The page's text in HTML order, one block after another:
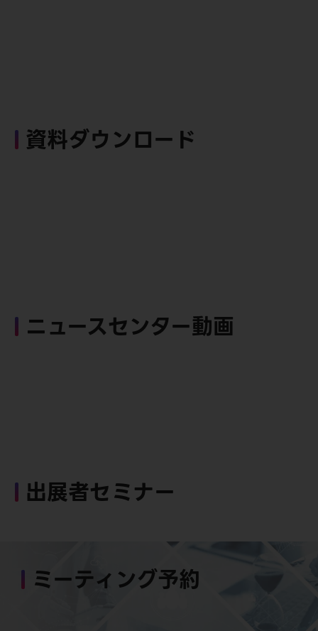
資料ダウンロード
ニュースセンター動画
出展者セミナー
ミーティング予約